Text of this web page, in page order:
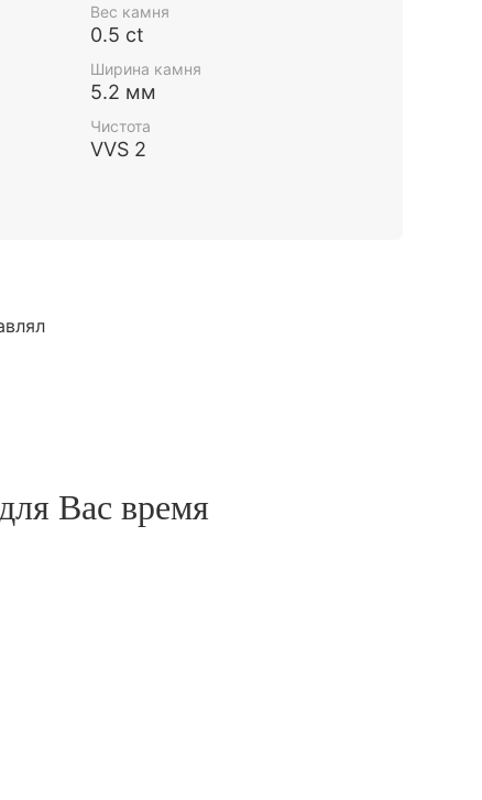
Вес камня
0.5 ct
Ширина камня
5.2 мм
Чистота
VVS 2
Вас время